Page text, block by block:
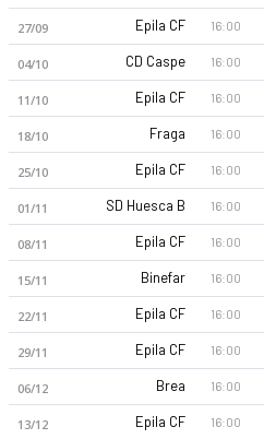
27/09 Epila CF 16:00
04/10 CD Caspe 16:00
11/10 Epila CF 16:00
18/10 Fraga 16:00
25/10 Epila CF 16:00
01/11 SD Huesca B 16:00
08/11 Epila CF 16:00
15/11 Binefar 16:00
22/11 Epila CF 16:00
29/11 Epila CF 16:00
06/12 Brea 16:00
13/12 Epila CF 16:00